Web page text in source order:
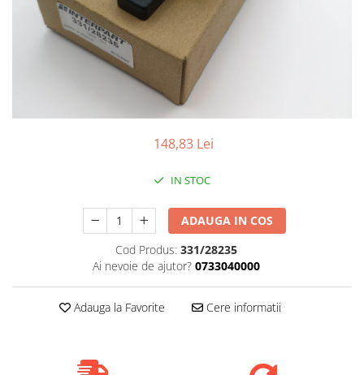
FILTRU HIDRAULIC JCB
FILTRU COMBUSTIBIL JCB
IMPLEMENTE AGRICOLE
Anvelope Industriale
148,83 Lei
IN STOC
ADAUGA IN COS
Cod Produs: 331/28235
Ai nevoie de ajutor? 0733040000
Adauga la Favorite Cere informatii